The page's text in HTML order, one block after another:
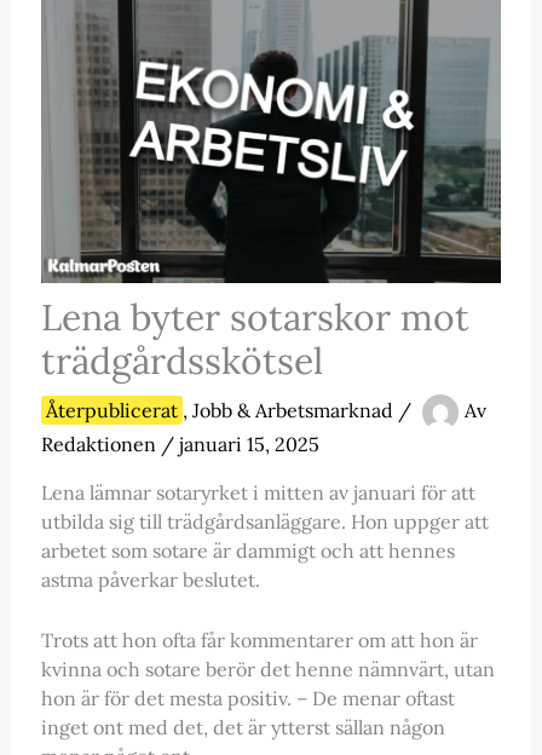
Lena byter sotarskor mot
trädgårdsskötsel
Återpublicerat , Jobb & Arbetsmarknad /
Av
Redaktionen / januari 15, 2025
Lena lämnar sotaryrket i mitten av januari för att
utbilda sig till trädgårdsanläggare. Hon uppger att
arbetet som sotare är dammigt och att hennes
astma påverkar beslutet.
Trots att hon ofta får kommentarer om att hon är
kvinna och sotare berör det henne nämnvärt, utan
hon är för det mesta positiv. – De menar oftast
inget ont med det, det är ytterst sällan någon